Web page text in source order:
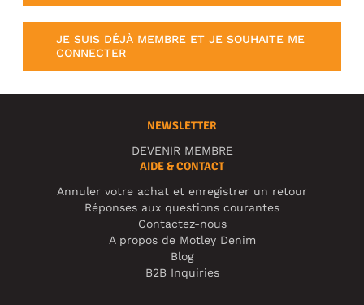
JE SUIS DÉJÀ MEMBRE ET JE SOUHAITE ME
CONNECTER
NEWSLETTER
DEVENIR MEMBRE
AIDE & CONTACT
Annuler votre achat et enregistrer un retour
Réponses aux questions courantes
Contactez-nous
A propos de Motley Denim
Blog
B2B Inquiries